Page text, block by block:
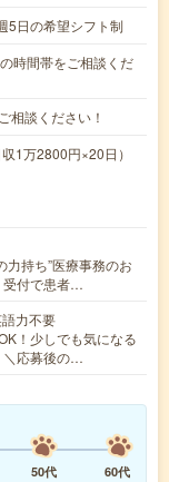
5日の希望シフト制
時間帯をご相談くだ
談ください！
1万2800円×20日）
力持ち”医療事務のお
付で患者…
力不要
！少しでも気になる
＼応募後の…
50代
60代